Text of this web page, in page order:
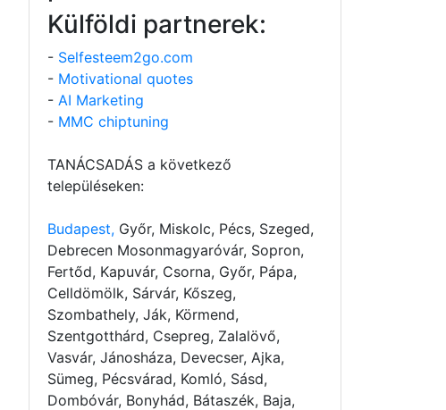
Külföldi partnerek:
- Selfesteem2go.com
- Motivational quotes
- AI Marketing
- MMC chiptuning
TANÁCSADÁS a következő
településeken:
Budapest, Győr, Miskolc, Pécs, Szeged,
Debrecen Mosonmagyaróvár, Sopron,
Fertőd, Kapuvár, Csorna, Győr, Pápa,
Celldömölk, Sárvár, Kőszeg,
Szombathely, Ják, Körmend,
Szentgotthárd, Csepreg, Zalalövő,
Vasvár, Jánosháza, Devecser, Ajka,
Sümeg, Pécsvárad, Komló, Sásd,
Dombóvár, Bonyhád, Bátaszék, Baja,